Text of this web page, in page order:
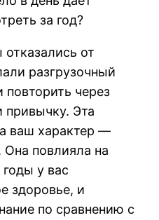
за год?
отказались от
разгрузочный
через
привычку. Эта
ваш характер —
Она повлияла на
у вас
здоровье, и
по сравнению с